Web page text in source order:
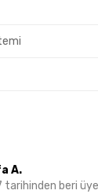
A.
tarihinden beri üye